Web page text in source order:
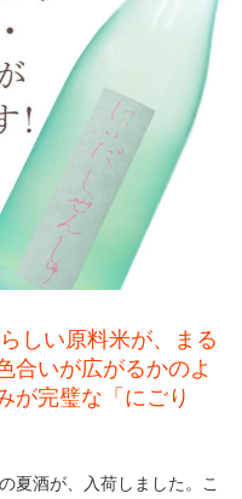
しい原料米が、まる
合いが広がるかのよ
が完璧な「にごり
夏酒が、入荷しました。こ